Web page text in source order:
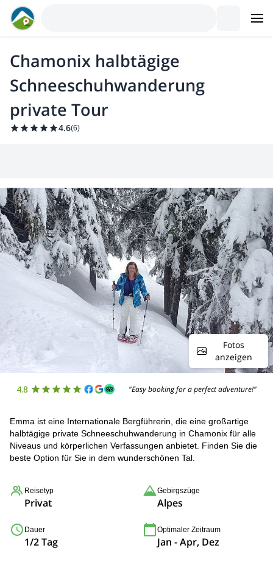
Chamonix halbtägige
Schneeschuhwanderung
private Tour
4.6(6)
Fotos
anzeigen
4.8 "Easy booking for a perfect adventure!"
Emma ist eine Internationale Bergführerin, die eine großartige
halbtägige private Schneeschuhwanderung in Chamonix für alle
Niveaus und körperlichen Verfassungen anbietet. Finden Sie die
beste Option für Sie in dem wunderschönen Tal.
Reisetyp
Privat
Gebirgszüge
Alpes
Dauer
1/2 Tag
Optimaler Zeitraum
Jan - Apr, Dez